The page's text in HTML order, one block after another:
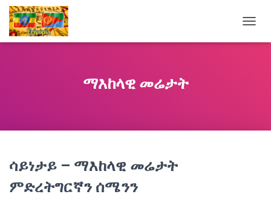
ማእከላዊ መሬታት
ሳይነታይ – ማእከላዊ መሬታት
ምድረትግርኛን ሰሜንን